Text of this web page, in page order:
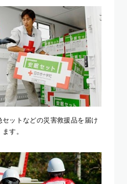
ットなどの災害救援品を届け
ます。